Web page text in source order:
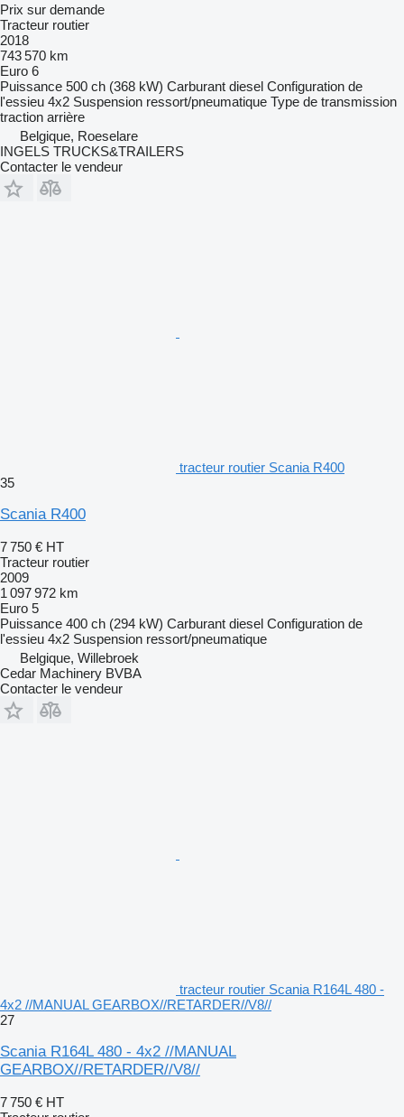
Prix sur demande
Tracteur routier
2018
743 570 km
Euro 6
Puissance 500 ch (368 kW) Carburant diesel Configuration de
l'essieu 4x2 Suspension ressort/pneumatique Type de transmission
traction arrière
Belgique, Roeselare
INGELS TRUCKS&TRAILERS
Contacter le vendeur
tracteur routier Scania R400
35
Scania R400
7 750 € HT
Tracteur routier
2009
1 097 972 km
Euro 5
Puissance 400 ch (294 kW) Carburant diesel Configuration de
l'essieu 4x2 Suspension ressort/pneumatique
Belgique, Willebroek
Cedar Machinery BVBA
Contacter le vendeur
tracteur routier Scania R164L 480 -
4x2 //MANUAL GEARBOX//RETARDER//V8//
27
Scania R164L 480 - 4x2 //MANUAL
GEARBOX//RETARDER//V8//
7 750 € HT